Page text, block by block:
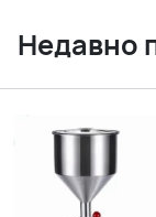
Недавно